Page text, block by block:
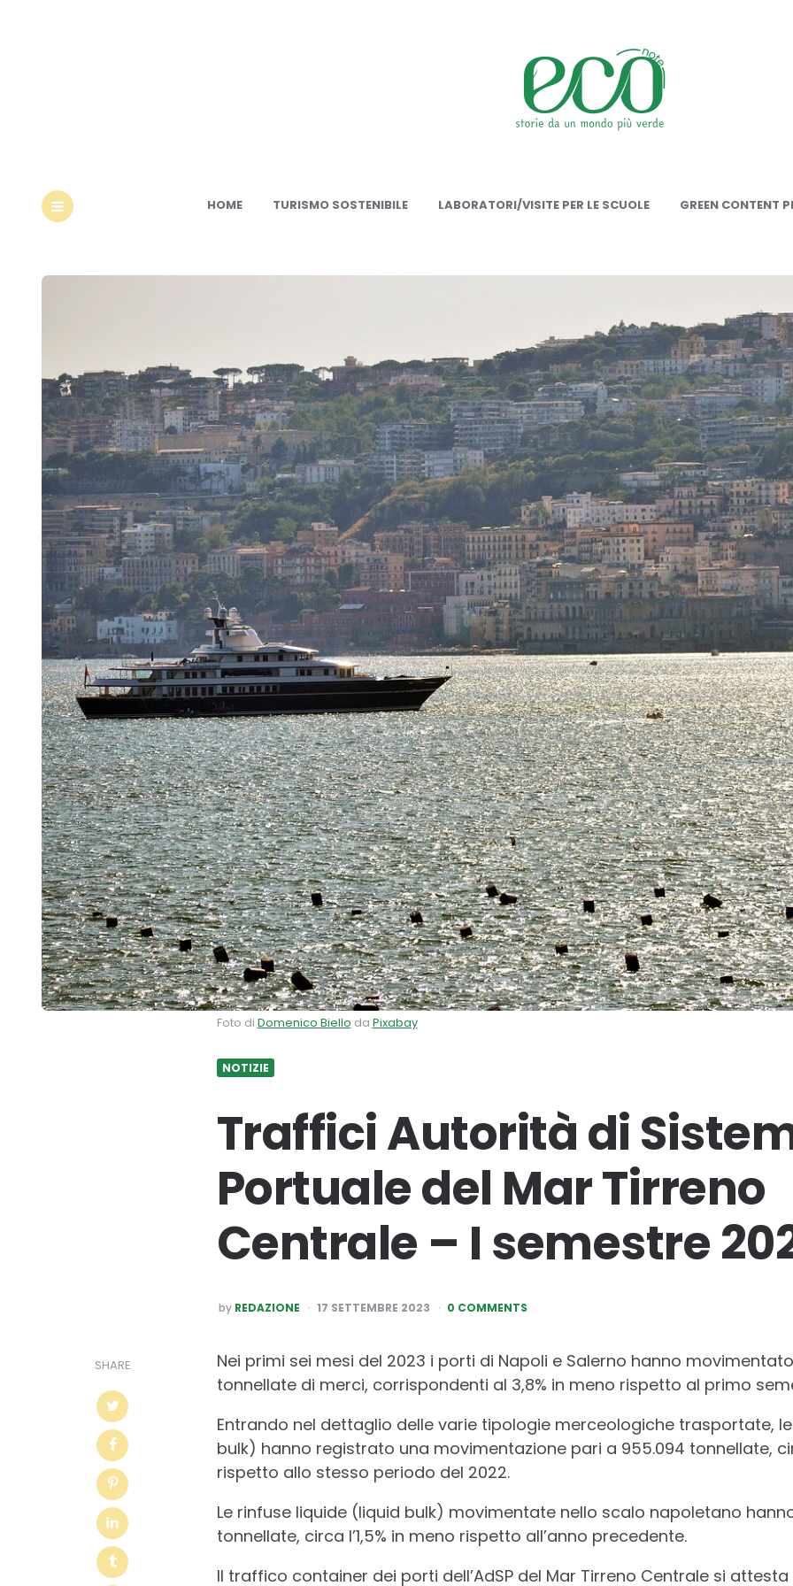
HOME TURISMO SOSTENIBILE LABORATORI/VISITE PER LE SCUOLE GREEN CONTENT
Foto di Domenico Biello da Pixabay
NOTIZIE
Traffici Autorità di
Portuale del Mar Tirreno
Centrale – I semestre
POSTED
BY
by REDAZIONE 17 SETTEMBRE 2023 0 COMMENTS
SHARE
Nei primi sei mesi del 2023 i porti di Napoli e Salerno hanno
tonnellate di merci, corrispondenti al 3,8% in meno rispetto al primo
Entrando nel dettaglio delle varie tipologie merceologiche trasportate,
bulk) hanno registrato una movimentazione pari a 955.094 tonnellate,
rispetto allo stesso periodo del 2022.
Le rinfuse liquide (liquid bulk) movimentate nello scalo napoletano
tonnellate, circa l’1,5% in meno rispetto all’anno precedente.
Il traffico container dei porti dell’AdSP del Mar Tirreno Centrale si attesta